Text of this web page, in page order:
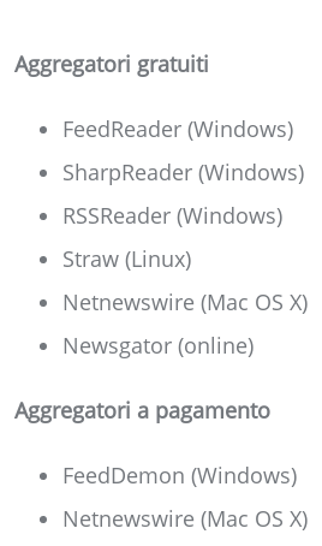
Aggregatori gratuiti
FeedReader (Windows)
SharpReader (Windows)
RSSReader (Windows)
Straw (Linux)
Netnewswire (Mac OS X)
Newsgator (online)
Aggregatori a pagamento
FeedDemon (Windows)
Netnewswire (Mac OS X)